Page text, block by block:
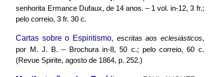
senhorita Ermance Dufaux, de 14 anos. – 1 vol. in-12, 3 fr.;
pelo correio, 3 fr. 30 c.
Cartas sobre o Espiritismo, escritas aos eclesiásticos,
por M. J. B. – Brochura in-8, 50 c.; pelo correio, 60 c.
(Revue Spirite, agosto de 1864, p. 252.)